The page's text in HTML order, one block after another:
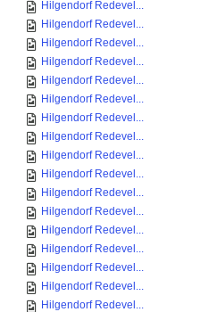
Hilgendorf Redevel...
Hilgendorf Redevel...
Hilgendorf Redevel...
Hilgendorf Redevel...
Hilgendorf Redevel...
Hilgendorf Redevel...
Hilgendorf Redevel...
Hilgendorf Redevel...
Hilgendorf Redevel...
Hilgendorf Redevel...
Hilgendorf Redevel...
Hilgendorf Redevel...
Hilgendorf Redevel...
Hilgendorf Redevel...
Hilgendorf Redevel...
Hilgendorf Redevel...
Hilgendorf Redevel...